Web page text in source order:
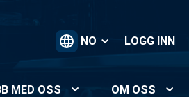
NO LOGG INN
MED OSS OM OSS